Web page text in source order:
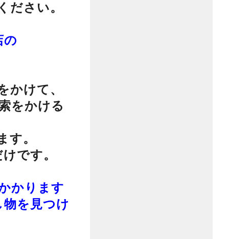
ださい。
の
かけて、
をかける
す。
です。
かります
を見つけ